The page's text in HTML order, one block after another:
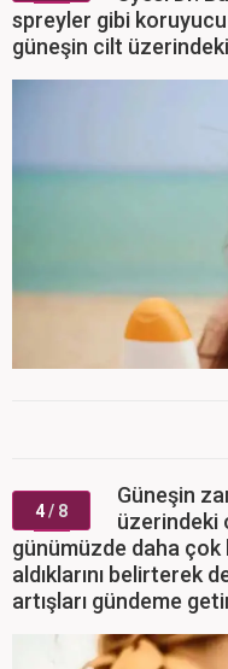
spreyler gibi koruyucu
güneşin cilt
4/ 8
Güneşin
üzerindeki
günümüzde daha çok
aldıklarını belirterek
artışları gündeme